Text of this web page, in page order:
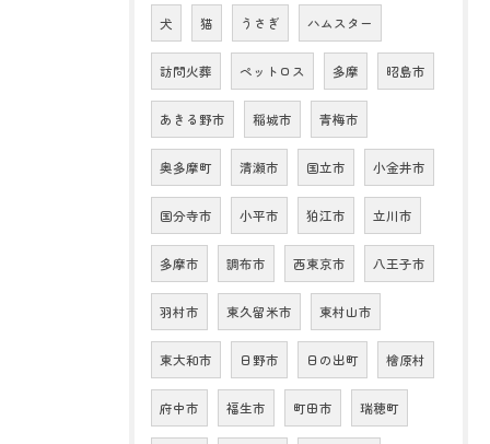
犬 猫 うさぎ ハムスター
訪問火葬 ペットロス 多摩 昭島市
あきる野市 稲城市 青梅市
奥多摩町 清瀬市 国立市 小金井市
国分寺市 小平市 狛江市 立川市
多摩市 調布市 西東京市 八王子市
羽村市 東久留米市 東村山市
東大和市 日野市 日の出町 檜原村
府中市 福生市 町田市 瑞穂町